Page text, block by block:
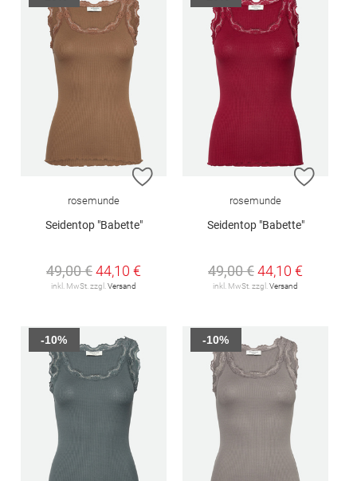
ZUR WUNSCHLISTE HINZUFÜGEN
rosemunde
Seidentop "Babette"
49,00 €44,10 €
inkl. MwSt. zzgl.Versand
ZUR
rosemunde
Seidentop "Babette"
49,00 €44,10 €
inkl. MwSt. zzgl.Versand
-10% -10%